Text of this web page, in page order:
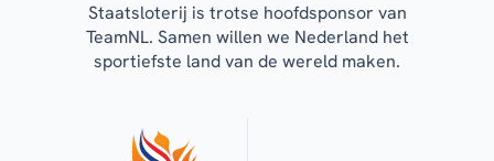
Staatsloterij is trotse hoofdsponsor van
TeamNL. Samen willen we Nederland het
sportiefste land van de wereld maken.